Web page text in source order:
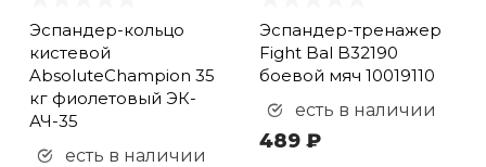
Эспандер-кольцо
кистевой
AbsoluteChampion 35
кг фиолетовый ЭК-
АЧ-35
есть в наличии
Эспандер-тренажер
Fight Bal B32190
боевой мяч 10019110
есть в наличии
489 ₽